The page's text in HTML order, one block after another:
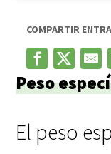
COMPARTIR
Peso
El peso